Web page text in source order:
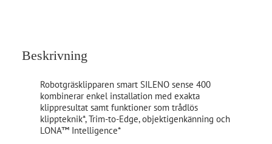
Beskrivning
Robotgräsklipparen smart SILENO sense 400
kombinerar enkel installation med exakta
klippresultat samt funktioner som trådlös
klippteknik*, Trim-to-Edge, objektigenkänning och
LONA™ Intelligence*